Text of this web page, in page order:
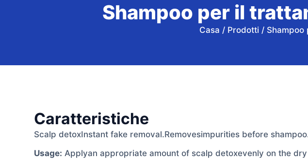
Shampoo per il
Casa / Prodotti /
Caratteristiche
Scalp detoxInstant fake removal.Removesimpurities before
Usage: Applyan appropriate amount of scalp detoxevenly on the